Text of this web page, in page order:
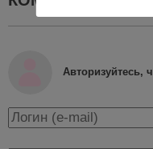
Авторизуйтесь,